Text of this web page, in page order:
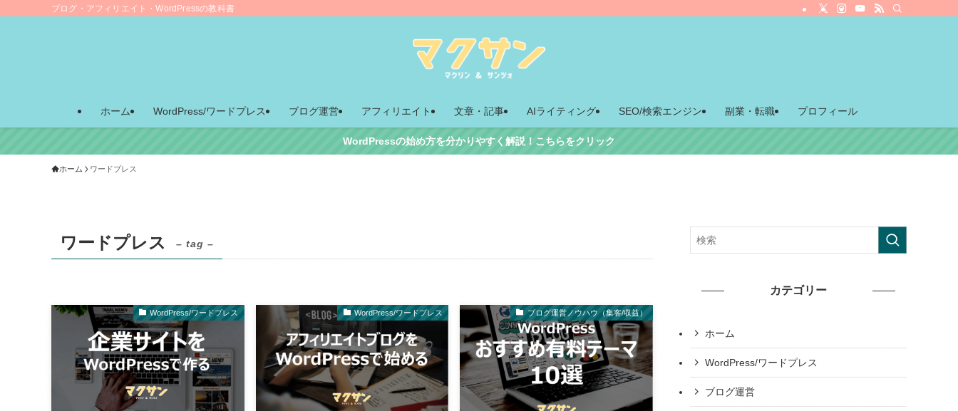
ブログ・アフィリエイト・WordPressの教科書
ホーム WordPress/ワードプレス ブログ運営 アフィリエイト 文章・記事 AIライティング SEO/検索エンジン 副業・転職 プロフィール
WordPressの始め方を分かりやすく解説！こちらをクリック
ホーム ワードプレス
ワードプレス – tag –
WordPress/ワードプレス WordPress/ワードプレス ブログ運営ノウハウ（集客/収益）
カテゴリー
ホーム
WordPress/ワードプレス
ブログ運営